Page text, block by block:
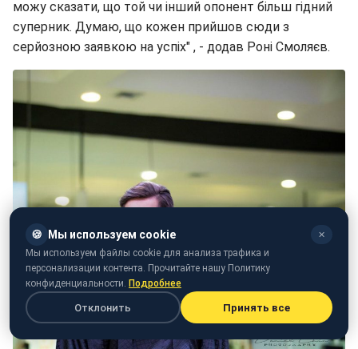
можу сказати, що той чи інший опонент більш гідний
суперник. Думаю, що кожен прийшов сюди з
серйозною заявкою на успіх" , - додав Роні Смоляєв.
🍪 Мы используем cookie ✕
Мы используем файлы cookie для анализа трафика и
персонализации контента. Прочитайте нашу Политику
конфиденциальности. Подробнее
Отклонить Принять все